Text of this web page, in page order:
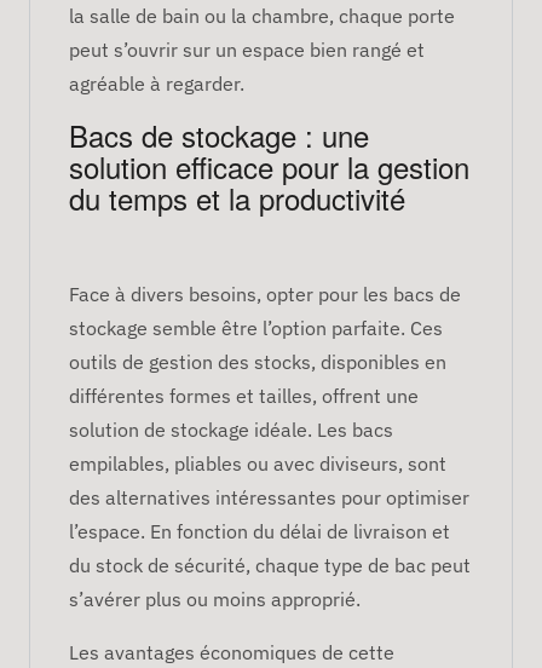
la salle de bain ou la chambre, chaque porte
peut s’ouvrir sur un espace bien rangé et
agréable à regarder.
Bacs de stockage : une
solution efficace pour la gestion
du temps et la productivité
Face à divers besoins, opter pour les bacs de
stockage semble être l’option parfaite. Ces
outils de gestion des stocks, disponibles en
différentes formes et tailles, offrent une
solution de stockage idéale. Les bacs
empilables, pliables ou avec diviseurs, sont
des alternatives intéressantes pour optimiser
l’espace. En fonction du délai de livraison et
du stock de sécurité, chaque type de bac peut
s’avérer plus ou moins approprié.
Les avantages économiques de cette